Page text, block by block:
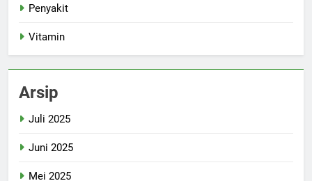
Penyakit
Vitamin
Arsip
Juli 2025
Juni 2025
Mei 2025